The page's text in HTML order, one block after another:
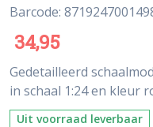
Barcode:
34,95
Gedetailleerd
in schaal 1:24 en kleur
Uit voorraad leverbaar